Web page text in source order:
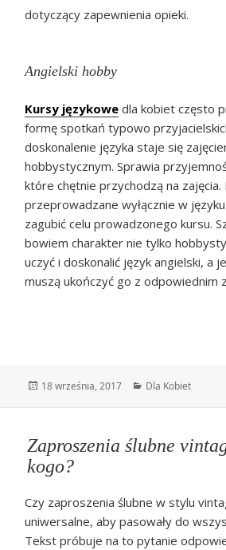
dotyczący zapewnienia opieki.
Angielski hobby
Kursy językowe dla kobiet często
formę spotkań typowo
doskonalenie języka staje się
hobbystycznym. Sprawia
które chętnie przychodzą na zajęcia.
przeprowadzane wyłącznie w
zagubić celu prowadzonego kursu.
bowiem charakter nie tylko
uczyć i doskonalić język angielski, a
muszą ukończyć go z odpowiednim
Data
18 września, 2017 Kategorie
Dla Kobiet
Zaproszenia ślubne
kogo?
Czy zaproszenia ślubne w stylu
uniwersalne, aby pasowały do
Tekst próbuje na to pytanie